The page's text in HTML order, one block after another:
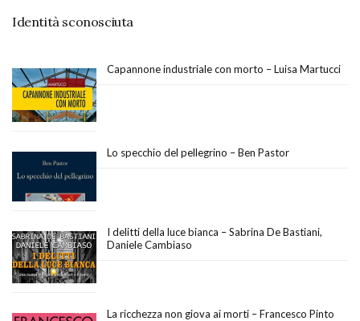
Identità sconosciuta
Capannone industriale con morto – Luisa Martucci
Lo specchio del pellegrino – Ben Pastor
I delitti della luce bianca – Sabrina De Bastiani,
Daniele Cambiaso
La ricchezza non giova ai morti – Francesco Pinto